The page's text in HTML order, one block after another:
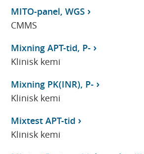
MITO-panel, WGS
CMMS
Mixning APT-tid, P-
Klinisk kemi
Mixning PK(INR), P-
Klinisk kemi
Mixtest APT-tid
Klinisk kemi